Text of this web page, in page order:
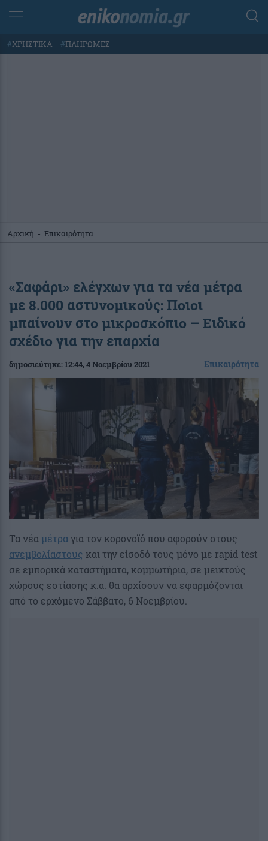
#ΧΡΗΣΤΙΚΑ #ΠΛΗΡΩΜΕΣ
Αρχική - Επικαιρότητα
«Σαφάρι» ελέγχων για τα νέα μέτρα
με 8.000 αστυνομικούς: Ποιοι
μπαίνουν στο μικροσκόπιο – Ειδικό
σχέδιο για την επαρχία
δημοσιεύτηκε:12:44, 4 Νοεμβρίου 2021 Επικαιρότητα
Τα νέα μέτρα για τον κορονοϊό που αφορούν στους
ανεμβολίαστους και την είσοδό τους μόνο με rapid test
σε εμπορικά καταστήματα, κομμωτήρια, σε μεικτούς
χώρους εστίασης κ.α. θα αρχίσουν να εφαρμόζονται
από το ερχόμενο Σάββατο, 6 Νοεμβρίου.